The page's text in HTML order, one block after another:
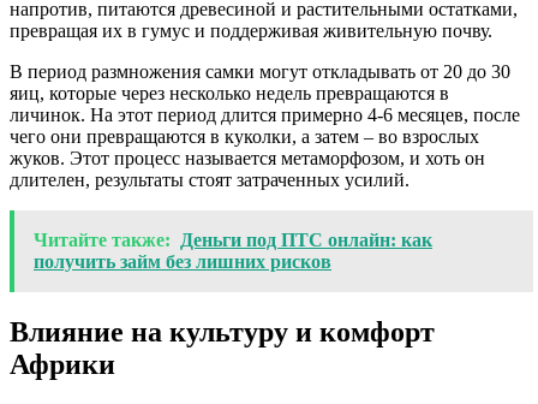
напротив, питаются древесиной и растительными остатками,
превращая их в гумус и поддерживая живительную почву.
В период размножения самки могут откладывать от 20 до 30
яиц, которые через несколько недель превращаются в
личинок. На этот период длится примерно 4-6 месяцев, после
чего они превращаются в куколки, а затем – во взрослых
жуков. Этот процесс называется метаморфозом, и хоть он
длителен, результаты стоят затраченных усилий.
Читайте также:
Деньги под ПТС онлайн: как
получить займ без лишних рисков
Влияние на культуру и комфорт
Африки